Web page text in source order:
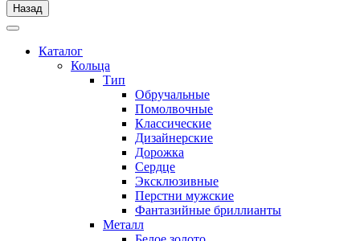
Назад
Каталог
Кольца
Тип
Обручальные
Помолвочные
Классические
Дизайнерские
Дорожка
Сердце
Эксклюзивные
Перстни мужские
Фантазийные бриллианты
Металл